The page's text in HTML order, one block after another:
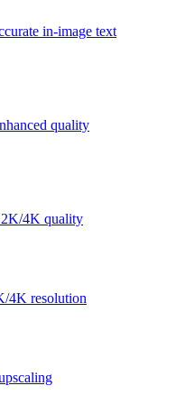
in-image text
quality
2K/4K quality
4K resolution